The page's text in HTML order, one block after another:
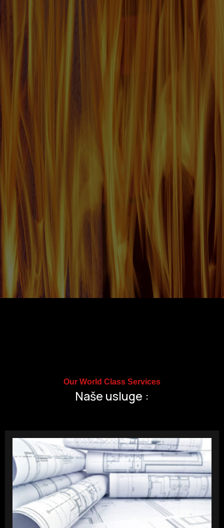
Our World Class Services
Naše usluge :